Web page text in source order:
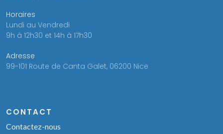
Horaires
Lundi au Vendredi
9h à 12h30 et 14h à 17h30
Adresse
99-101 Route de Canta Galet, 06200 Nice
CONTACT
Contactez-nous